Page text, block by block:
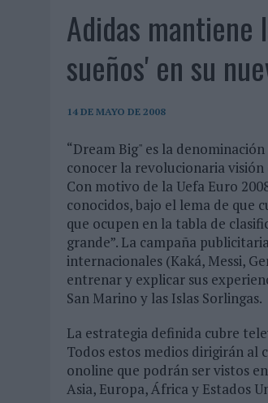
07/08/2026
PATRÓN CONVIERTE EL
07/08/2026 |
EL VERANO PONE A PRUEBA
07/08/2026
|
VUELING CONVIERTE LOS
06/08/2026 | SIETE DE CADA DIEZ
06/08/2026
LA TELEVISIÓN SIGUE
06/08/2026 | EL USO DE LA IA GENERATIVA
06/08/2026 | SYSTEM1 NOMBRA A
06/08/2026 | FRIGO Y UNIQLO LANZAN UNA
06/08/2026 | LA IA ESTÁ SUBIENDO EL
05/08/2026 | FABRA COMUNICACIÓN
05/08/2026 | LOPESAN HOTELS & RESORTS
05/08/2026 | LUIS ARQUILLOS (BURGO DE
Adidas
sueños' en su
14 DE MAYO DE 2008
“Dream Big" es la
conocer la revolucionaria
Con motivo de la Uefa Euro
conocidos, bajo el lema de que
que ocupen en la tabla de
grande”. La campaña
internacionales (Kaká, Messi,
entrenar y explicar sus
San Marino y las Islas Sorlingas.
La estrategia definida cubre
Todos estos medios dirigirán al
onoline que podrán ser vistos en
Asia, Europa, África y Estados